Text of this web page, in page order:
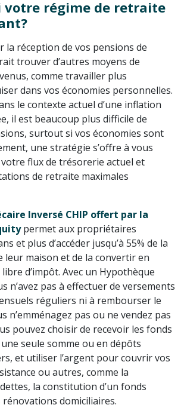
votre régime de retraite
la réception de vos pensions de
trouver d’autres moyens de
comme travailler plus
dans vos économies personnelles.
le contexte actuel d’une inflation
il est beaucoup plus difficile de
surtout si vos économies sont
une stratégie s’offre à vous
flux de trésorerie actuel et
de retraite maximales
Inversé CHIP offert par la
permet aux propriétaires
et plus d’accéder jusqu’à 55% de la
leur maison et de la convertir en
d’impôt. Avec un Hypothèque
n’avez pas à effectuer de versements
réguliers ni à rembourser le
n’emménagez pas ou ne vendez pas
pouvez choisir de recevoir les fonds
seule somme ou en dépôts
et utiliser l’argent pour couvrir vos
ou autres, comme la
la constitution d’un fonds
rénovations domiciliaires.